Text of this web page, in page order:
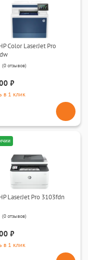
Color LaserJet Pro
(0 отзывов)
₽
в 1 клик
LaserJet Pro 3103fdn
(0 отзывов)
₽
в 1 клик